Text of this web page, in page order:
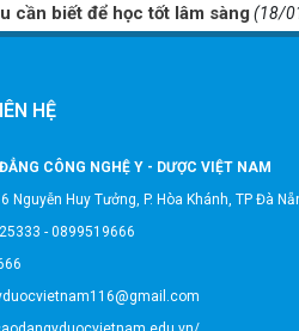
cần biết để học tốt lâm sàng (18/
HỆ
CÔNG NGHỆ Y - DƯỢC VIỆT NAM
Nguyễn Huy Tưởng, P. Hòa Khánh, TP Đà
- 0899519666